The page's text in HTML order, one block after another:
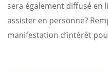
sera également diffusé en
assister en personne?
manifestation d’intérêt